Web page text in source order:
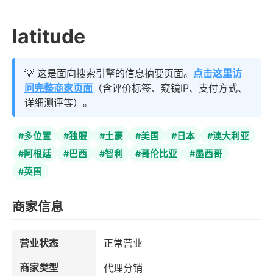
latitude
💡 这是面向搜索引擎的信息摘要页面。 点击这里访
问完整商家页面 （含评价标签、窥镜IP、支付方式、
详细测评等）。
#多位置 #独服 #土豪 #美国 #日本
#澳大利亚
#阿根廷
#巴西 #智利 #哥伦比亚
#墨西哥
#英国
商家信息
营业状态
正常营业
商家类型
代理分销